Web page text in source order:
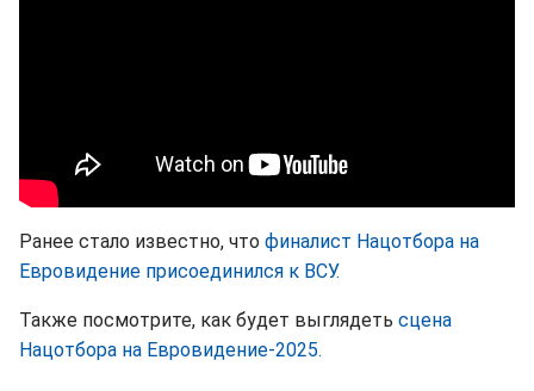
Ранее стало известно, что финалист Нацотбора на
Евровидение присоединился к ВСУ.
Также посмотрите, как будет выглядеть сцена
Нацотбора на Евровидение-2025.